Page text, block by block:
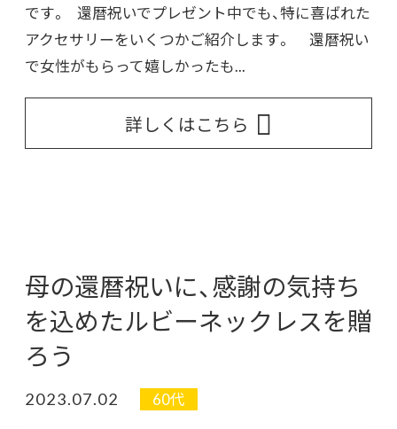
です。 還暦祝いでプレゼント中でも、特に喜ばれた
アクセサリーをいくつかご紹介します。 還暦祝い
で女性がもらって嬉しかったも...
詳しくはこちら
母の還暦祝いに、感謝の気持ち
を込めたルビーネックレスを贈
ろう
2023.07.02 60代